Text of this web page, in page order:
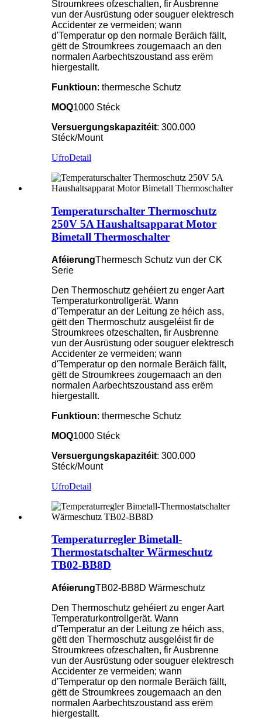
Stroumkrees ofzeschalten, fir Ausbrenne
vun der Ausrüstung oder souguer elektresch
Accidenter ze vermeiden; wann
d'Temperatur op den normale Beräich fällt,
gëtt de Stroumkrees zougemaach an den
normalen Aarbechtszoustand ass erëm
hiergestallt.
Funktioun: thermesche Schutz
MOQ1000 Stéck
Versuergungskapazitéit: 300.000
Stéck/Mount
UfroDetail
Temperaturschalter Thermoschutz
250V 5A Haushaltsapparat Motor
Bimetall Thermoschalter
AféierungThermesch Schutz vun der CK
Serie
Den Thermoschutz gehéiert zu enger Aart
Temperaturkontrollgerät. Wann
d'Temperatur an der Leitung ze héich ass,
gëtt den Thermoschutz ausgeléist fir de
Stroumkrees ofzeschalten, fir Ausbrenne
vun der Ausrüstung oder souguer elektresch
Accidenter ze vermeiden; wann
d'Temperatur op den normale Beräich fällt,
gëtt de Stroumkrees zougemaach an den
normalen Aarbechtszoustand ass erëm
hiergestallt.
Funktioun: thermesche Schutz
MOQ1000 Stéck
Versuergungskapazitéit: 300.000
Stéck/Mount
UfroDetail
Temperaturregler Bimetall-
Thermostatschalter Wärmeschutz
TB02-BB8D
AféierungTB02-BB8D Wärmeschutz
Den Thermoschutz gehéiert zu enger Aart
Temperaturkontrollgerät. Wann
d'Temperatur an der Leitung ze héich ass,
gëtt den Thermoschutz ausgeléist fir de
Stroumkrees ofzeschalten, fir Ausbrenne
vun der Ausrüstung oder souguer elektresch
Accidenter ze vermeiden; wann
d'Temperatur op den normale Beräich fällt,
gëtt de Stroumkrees zougemaach an den
normalen Aarbechtszoustand ass erëm
hiergestallt.